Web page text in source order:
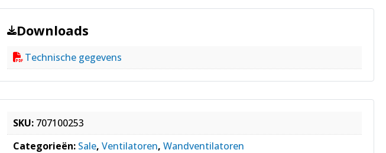
Downloads
Technische gegevens
SKU: 707100253
Categorieën: Sale, Ventilatoren, Wandventilatoren